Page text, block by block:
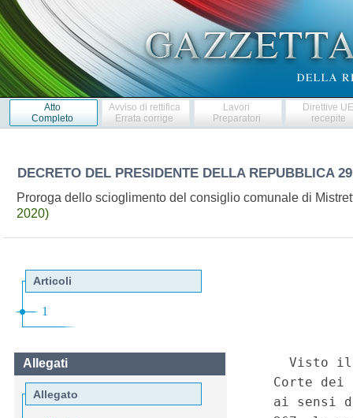
Atto
Completo
Avviso di rettifica
Errata corrige
Lavori
Preparatori
Direttive
recepite
DECRETO DEL PRESIDENTE DELLA REPUBBLICA
Proroga dello scioglimento del consiglio comunale di
2020)